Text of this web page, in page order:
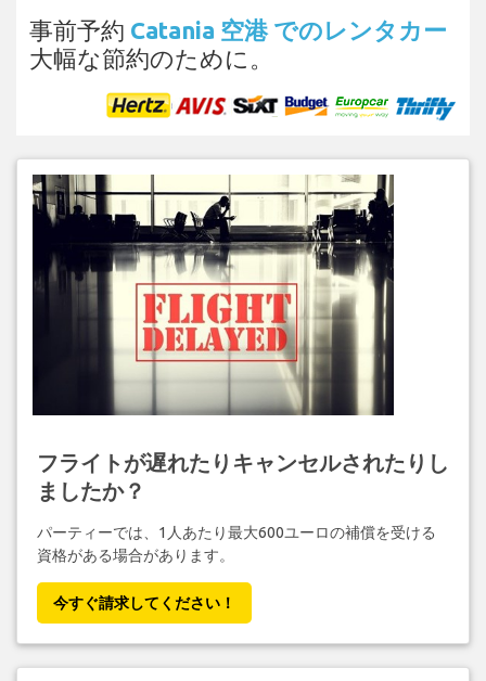
事前予約 Catania 空港 でのレンタカー
大幅な節約のために。
フライトが遅れたりキャンセルされたりし
ましたか？
パーティーでは、1人あたり最大600ユーロの補償を受ける
資格がある場合があります。
今すぐ請求してください！